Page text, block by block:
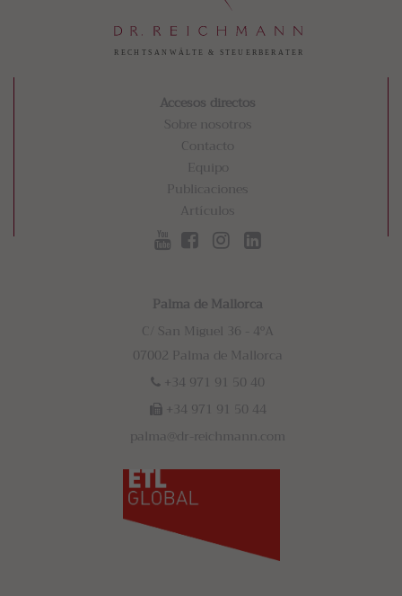
Accesos directos
Sobre nosotros
Contacto
Equipo
Publicaciones
Artículos
Palma de Mallorca
C/ San Miguel 36 - 4ºA
07002 Palma de Mallorca
+34 971 91 50 40
+34 971 91 50 44
palma@dr-reichmann.com